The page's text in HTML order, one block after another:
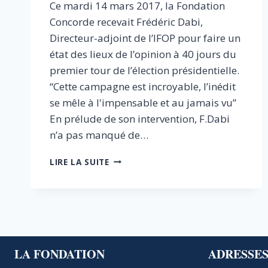
Ce mardi 14 mars 2017, la Fondation
Concorde recevait Frédéric Dabi,
Directeur-adjoint de l’IFOP pour faire un
état des lieux de l’opinion à 40 jours du
premier tour de l’élection présidentielle.
“Cette campagne est incroyable, l’inédit
se mêle à l'impensable et au jamais vu”
En prélude de son intervention, F.Dabi
n’a pas manqué de…
LIRE LA SUITEL’ETAT
DU
LA FONDATION ADRESSES